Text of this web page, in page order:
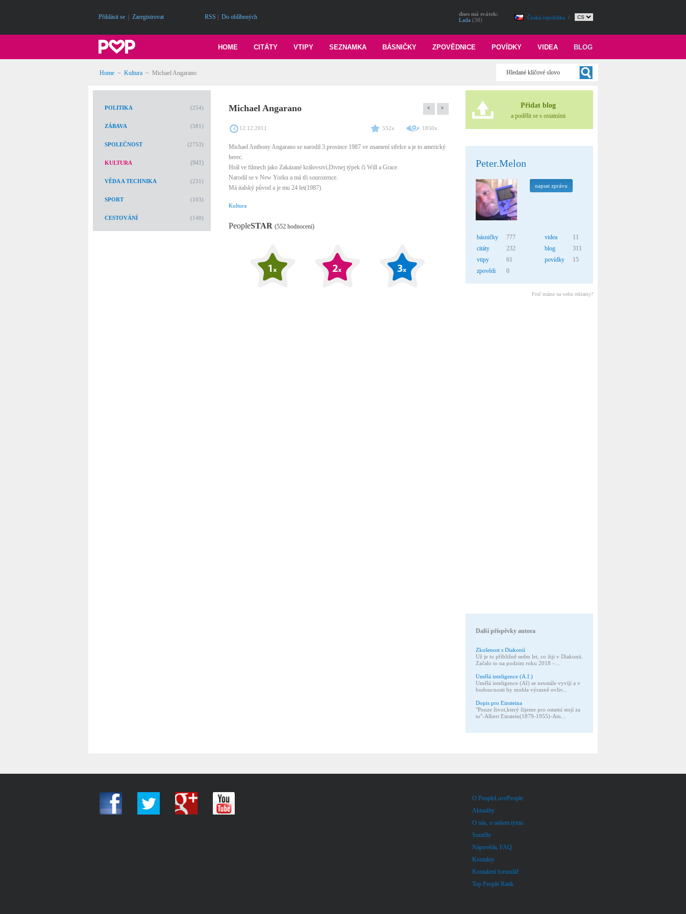
Přihlásit se Zaregistrovat RSS Do oblíbených Česká republika /
dnes má svátek:
Lada (38)
BLOG
VIDEA
POVÍDKY
ZPOVĚDNICE
BÁSNIČKY
SEZNAMKA
VTIPY
CITÁTY
HOME
Home ~ Kultura ~ Michael Angarano
POLITIKA (254)
ZÁBAVA (581)
SPOLEČNOST (2753)
KULTURA (941)
VĚDA A TECHNIKA (231)
SPORT (103)
CESTOVÁNÍ (140)
Michael Angarano < >
12.12.2011 552x 1850x
Michael Anthony Angarano se narodil 3.prosince 1987 ve znamení střelce a je to americký
herec.
Hrál ve filmech jako Zakázané království,Divnej týpek či Will a Grace.
Narodil se v New Yorku a má tři sourozence.
Má italský původ a je mu 24 let(1987).
Kultura
PeopleSTAR (552 hodnocení)
Přidat blog
a podělit se s ostatními
Peter.Melon
napsat zprávu
básničky
777
citáty
232
vtipy
61
zpovědi
0
videa
11
blog
311
povídky
15
Proč máme na webu reklamy?
Další příspěvky autora
Zkušenost s Diakonií
Už je to přibližně sedm let, co žiji v Diakonii.
Začalo to na podzim roku 2018 –...
Umělá inteligence (A.I.)
Umělá inteligence (AI) se neustále vyvíjí a v
budoucnosti by mohla výrazně ovliv...
Dopis pro Einsteina
"Pouze život,který žijeme pro ostatní stojí za
to"-Albert Einstein(1879-1955)-Am...
O PeopleLovePeople
Aktuality
O nás, o našem týmu
Soutěže
Nápověda, FAQ
Kontakty
Kontaktní formulář
Top People Rank